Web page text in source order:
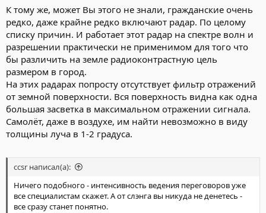
К тому же, может Вы этого не знали, гражданские очень
редко, даже крайне редко включают радар. По целому
списку причин. И работает этот радар на спектре волн и
разрешении практически не применимом для того что
бы различить на земле радиоконтрастную цель
размером в город.
На этих радарах попросту отсутствует фильтр отражений
от земной поверхности. Вся поверхность видна как одна
большая засветка в максимальном отражении сигнала.
Самолёт, даже в воздухе, им найти невозможно в виду
толщины луча в 1-2 градуса.
ccsr написал(а):
Ничего подобного - интенсивность ведения переговоров уже
все специалистам скажет. А от слэнга вы никуда не денетесь -
все сразу станет понятно.